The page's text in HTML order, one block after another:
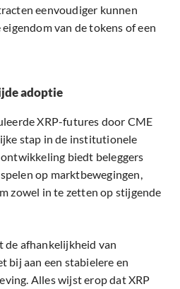
eenvoudiger kunnen
van de tokens of een
adoptie
XRP-futures door CME
stap in de institutionele
ontwikkeling biedt beleggers
op marktbewegingen,
zowel in te zetten op stijgende
de afhankelijkheid van
bij aan een stabielere en
Alles wijst erop dat XRP